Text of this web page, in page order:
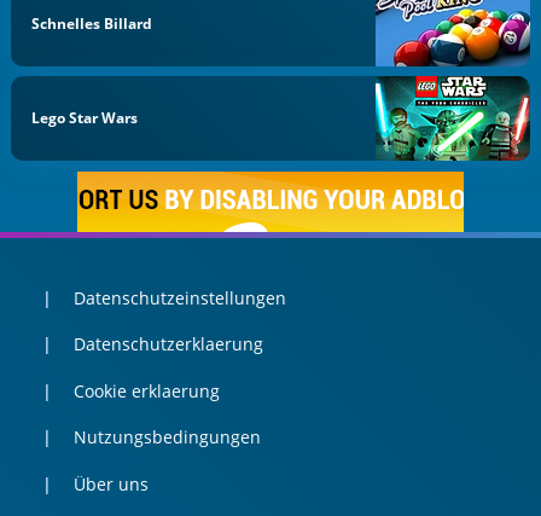
Schnelles Billard
Lego Star Wars
Datenschutzeinstellungen
Datenschutzerklaerung
Cookie erklaerung
Nutzungsbedingungen
Über uns